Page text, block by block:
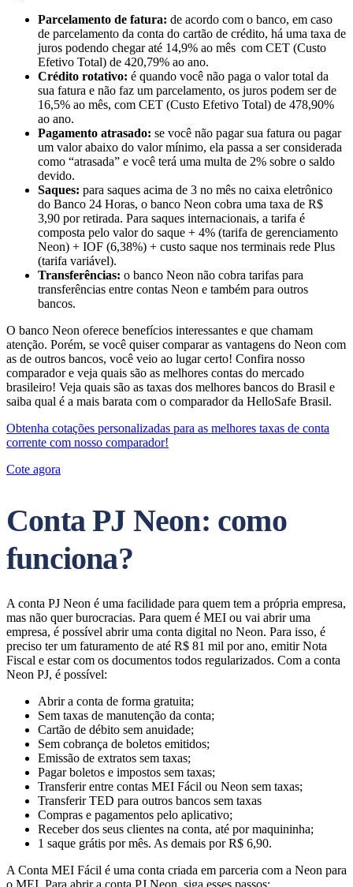
Parcelamento de fatura: de acordo com o banco, em caso
de parcelamento da conta do cartão de crédito, há uma taxa de
juros podendo chegar até 14,9% ao mês com CET (Custo
Efetivo Total) de 420,79% ao ano.
Crédito rotativo: é quando você não paga o valor total da
sua fatura e não faz um parcelamento, os juros podem ser de
16,5% ao mês, com CET (Custo Efetivo Total) de 478,90%
ao ano.
Pagamento atrasado: se você não pagar sua fatura ou pagar
um valor abaixo do valor mínimo, ela passa a ser considerada
como “atrasada” e você terá uma multa de 2% sobre o saldo
devido.
Saques: para saques acima de 3 no mês no caixa eletrônico
do Banco 24 Horas, o banco Neon cobra uma taxa de R$
3,90 por retirada. Para saques internacionais, a tarifa é
composta pelo valor do saque + 4% (tarifa de gerenciamento
Neon) + IOF (6,38%) + custo saque nos terminais rede Plus
(tarifa variável).
Transferências: o banco Neon não cobra tarifas para
transferências entre contas Neon e também para outros
bancos.
O banco Neon oferece benefícios interessantes e que chamam
atenção. Porém, se você quiser comparar as vantagens do Neon com
as de outros bancos, você veio ao lugar certo! Confira nosso
comparador e veja quais são as melhores contas do mercado
brasileiro! Veja quais são as taxas dos melhores bancos do Brasil e
saiba qual é a mais barata com o comparador da HelloSafe Brasil.
Obtenha cotações personalizadas para as melhores taxas de conta
corrente com nosso comparador!
Cote agora
Conta PJ Neon: como
funciona?
A conta PJ Neon é uma facilidade para quem tem a própria empresa,
mas não quer burocracias. Para quem é MEI ou vai abrir uma
empresa, é possível abrir uma conta digital no Neon. Para isso, é
preciso ter um faturamento de até R$ 81 mil por ano, emitir Nota
Fiscal e estar com os documentos todos regularizados. Com a conta
Neon PJ, é possível:
Abrir a conta de forma gratuita;
Sem taxas de manutenção da conta;
Cartão de débito sem anuidade;
Sem cobrança de boletos emitidos;
Emissão de extratos sem taxas;
Pagar boletos e impostos sem taxas;
Transferir entre contas MEI Fácil ou Neon sem taxas;
Transferir TED para outros bancos sem taxas
Compras e pagamentos pelo aplicativo;
Receber dos seus clientes na conta, até por maquininha;
1 saque grátis por mês. As demais por R$ 6,90.
A Conta MEI Fácil é uma conta criada em parceria com a Neon para
o MEI. Para abrir a conta PJ Neon, siga esses passos: